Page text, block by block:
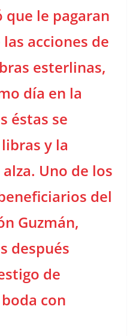
le pagaran
acciones de
esterlinas,
día en la
éstas se
y la
Uno de los
del
Guzmán,
después
de
con